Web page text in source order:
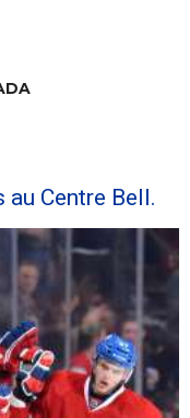
Centre Bell.